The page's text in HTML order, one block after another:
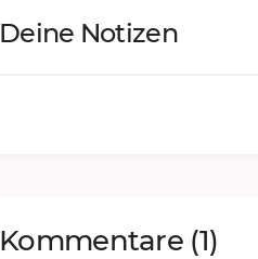
Deine Notizen
Kommentare (1)